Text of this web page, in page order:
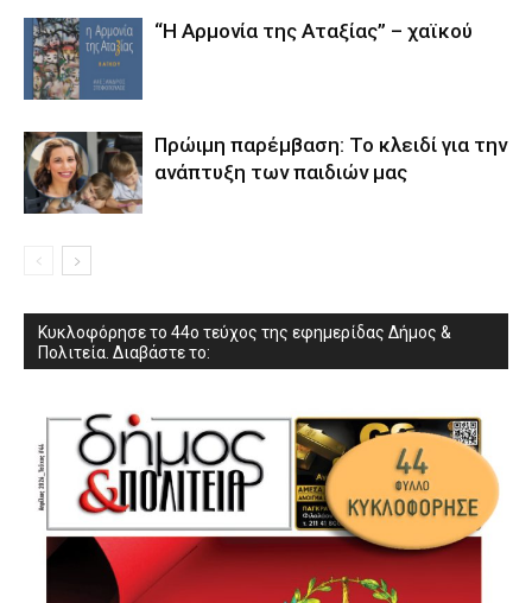
“Η Αρμονία της Αταξίας” – χαϊκού
Πρώιμη παρέμβαση: Το κλειδί για την
ανάπτυξη των παιδιών µας
Κυκλοφόρησε το 44ο τεύχος της εφημερίδας Δήμος &
Πολιτεία. Διαβάστε το: